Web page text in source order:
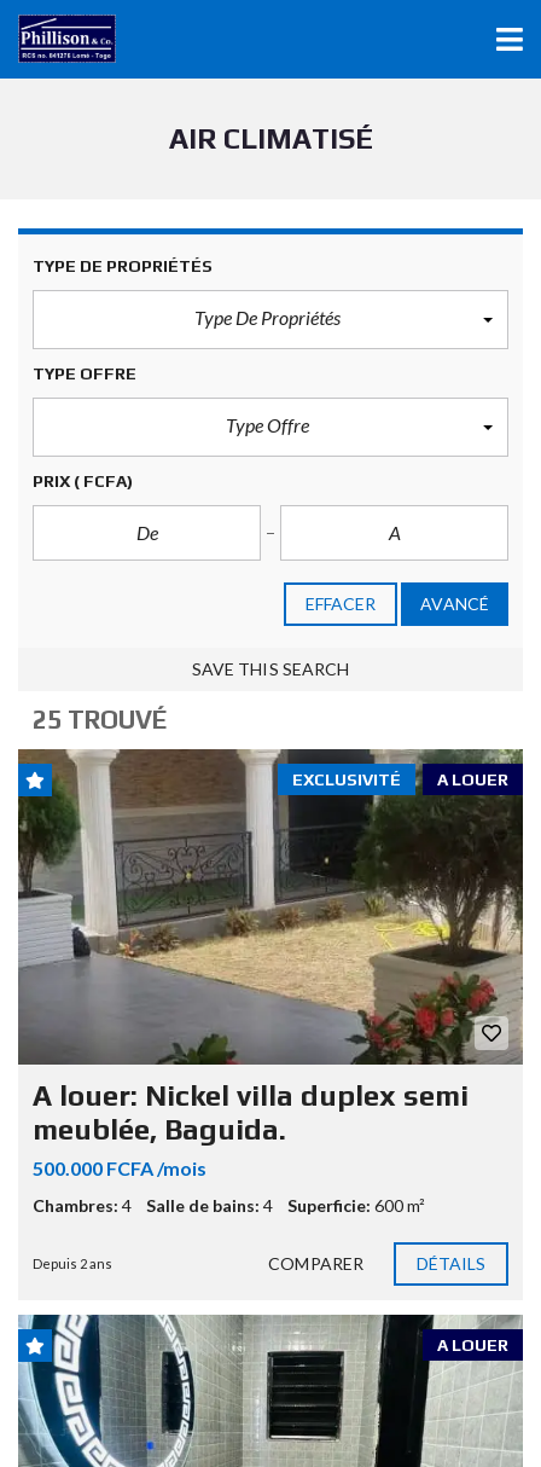
AIR CLIMATISÉ
TYPE DE PROPRIÉTÉS
Type De Propriétés
TYPE OFFRE
Type Offre
PRIX ( FCFA)
EFFACER AVANCÉ
SAVE THIS SEARCH
25 TROUVÉ
A LOUER
EXCLUSIVITÉ
A louer: Nickel villa duplex semi
meublée, Baguida.
500.000 FCFA /mois
Chambres: 4 Salle de bains: 4 Superficie: 600 m²
Depuis 2 ans COMPARER DÉTAILS
A LOUER